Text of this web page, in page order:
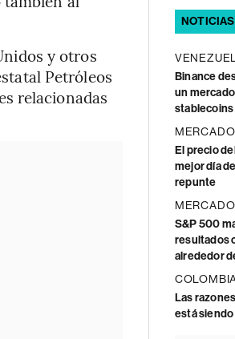
y otros
Petróleos
relacionadas
Binance
un
stablecoins
El precio
mejor día
repunte
S&P 500
resultados
alrededor
Las
está